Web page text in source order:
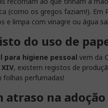
(como os gregos faziam!).
e limpa com vinagre ou água
do uso de
para higiene pessoal vem da
, existem registos de
perfumadas!
atraso na adoção